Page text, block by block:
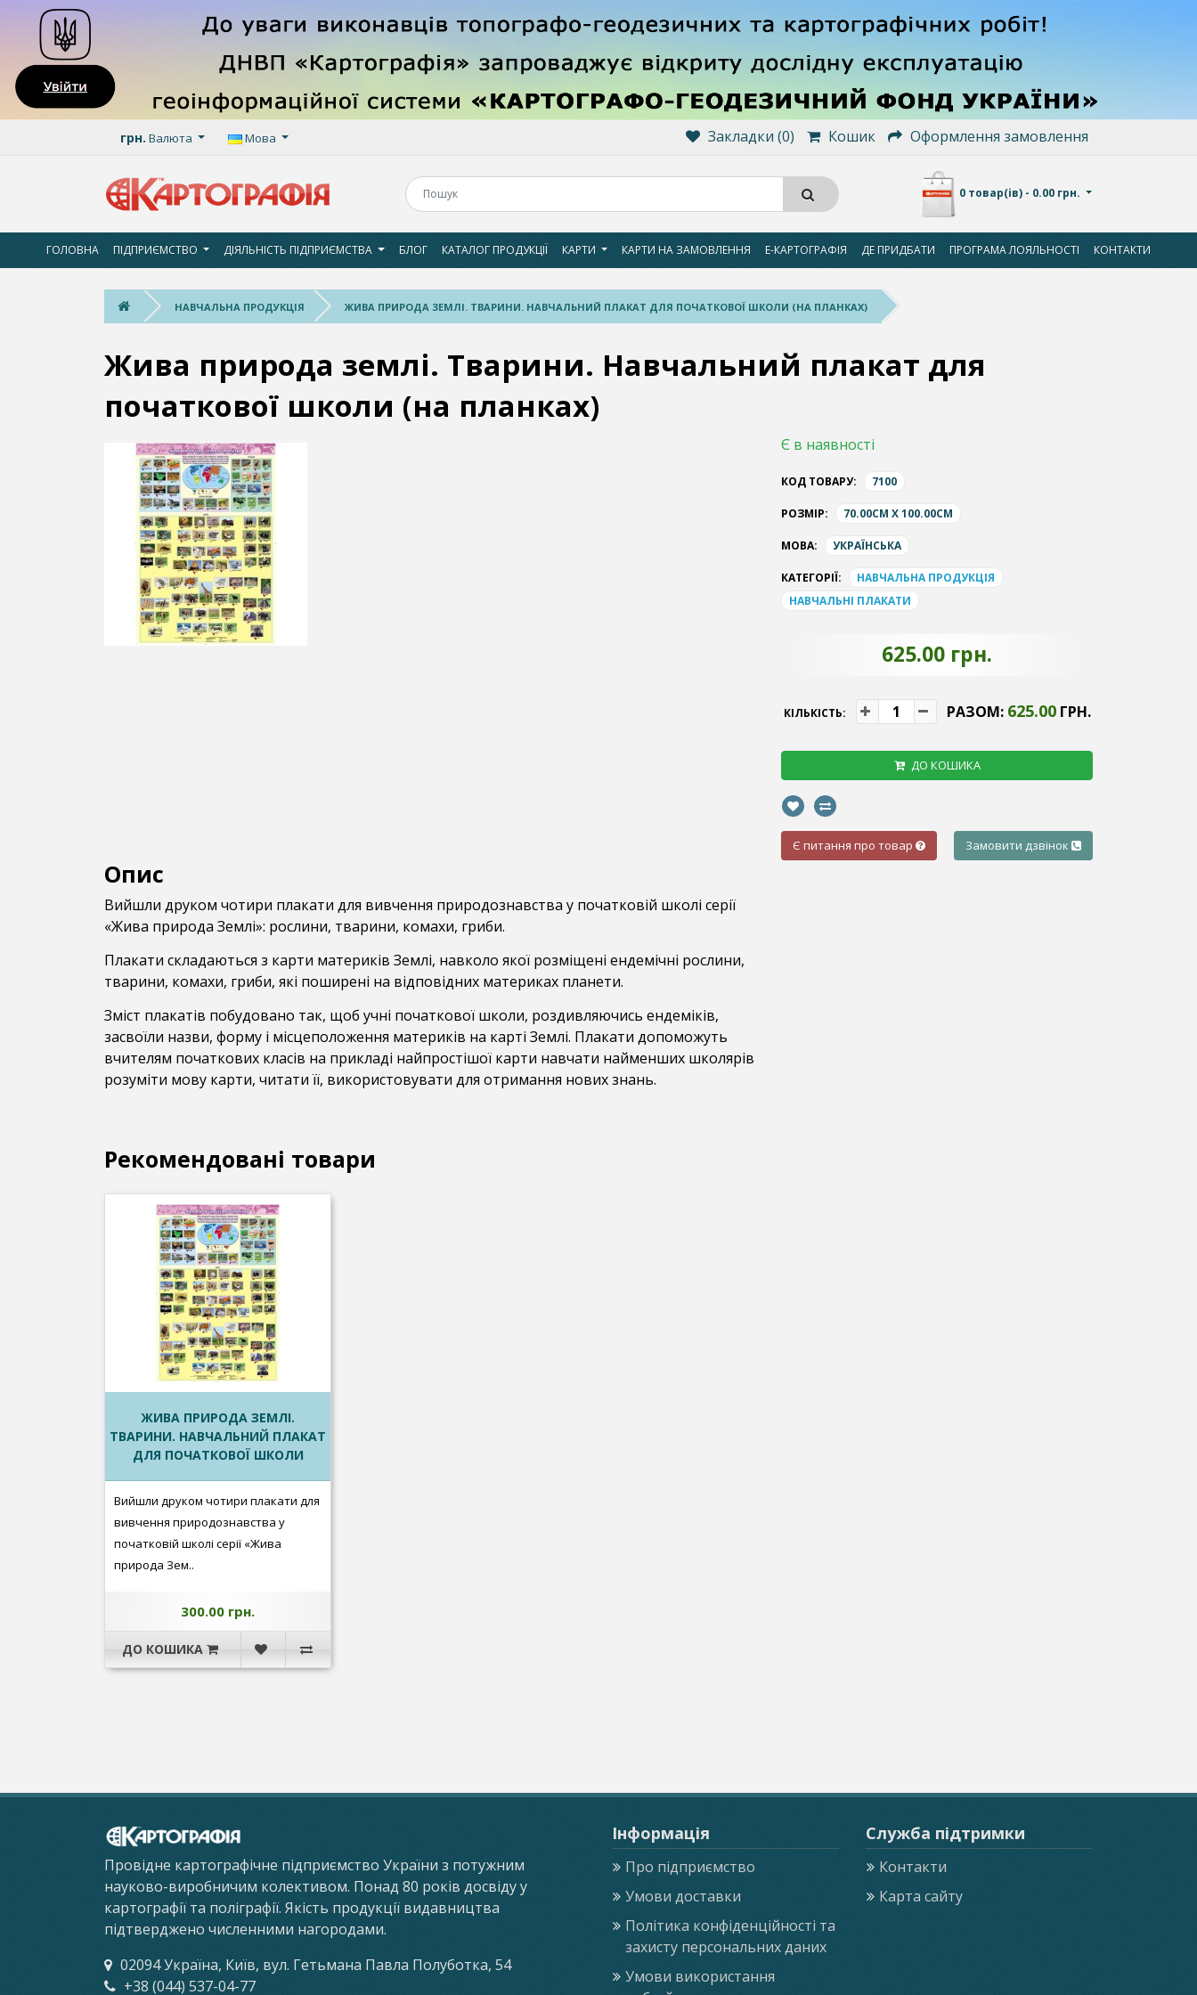
грн. Валюта Мова Закладки (0) Кошик Оформлення замовлення
0 товар(ів) - 0.00 грн.
ГОЛОВНА ПІДПРИЄМСТВО ДІЯЛЬНІСТЬ ПІДПРИЄМСТВА БЛОГ КАТАЛОГ ПРОДУКЦІЇ КАРТИ КАРТИ НА ЗАМОВЛЕННЯ Е-КАРТОГРАФІЯ ДЕ ПРИДБАТИ ПРОГРАМА ЛОЯЛЬНОСТІ КОНТАКТИ
НАВЧАЛЬНА ПРОДУКЦІЯ ЖИВА ПРИРОДА ЗЕМЛІ. ТВАРИНИ. НАВЧАЛЬНИЙ ПЛАКАТ ДЛЯ ПОЧАТКОВОЇ ШКОЛИ (НА ПЛАНКАХ)
Жива природа землі. Тварини. Навчальний плакат для
початкової школи (на планках)
Є в наявності
КОД ТОВАРУ: 7100
РОЗМІР: 70.00CM X 100.00CM
МОВА: УКРАЇНСЬКА
КАТЕГОРІЇ:
НАВЧАЛЬНА ПРОДУКЦІЯ
НАВЧАЛЬНІ ПЛАКАТИ
625.00 грн.
КІЛЬКІСТЬ: РАЗОМ: 625.00ГРН.
ДО КОШИКА
Є питання про товар Замовити дзвінок
Опис
Вийшли друком чотири плакати для вивчення природознавства у початковій школі серії
«Жива природа Землі»: рослини, тварини, комахи, гриби.
Плакати складаються з карти материків Землі, навколо якої розміщені ендемічні рослини,
тварини, комахи, гриби, які поширені на відповідних материках планети.
Зміст плакатів побудовано так, щоб учні початкової школи, роздивляючись ендеміків,
засвоїли назви, форму і місцеположення материків на карті Землі. Плакати допоможуть
вчителям початкових класів на прикладі найпростішої карти навчати найменших школярів
розуміти мову карти, читати її, використовувати для отримання нових знань.
Рекомендовані товари
ЖИВА ПРИРОДА ЗЕМЛІ.
ТВАРИНИ. НАВЧАЛЬНИЙ ПЛАКАТ
ДЛЯ ПОЧАТКОВОЇ ШКОЛИ
Вийшли друком чотири плакати для
вивчення природознавства у
початковій школі серії «Жива
природа Зем..
300.00 грн.
ДО КОШИКА
Провідне картографічне підприємство України з потужним
науково-виробничим колективом. Понад 80 років досвіду у
картографії та поліграфії. Якість продукції видавництва
підтверджено численними нагородами.
02094 Україна, Київ, вул. Гетьмана Павла Полуботка, 54
+38 (044) 537-04-77
Інформація
Про підприємство
Умови доставки
Політика конфіденційності та
захисту персональних даних
Умови використання
Служба підтримки
Контакти
Карта сайту